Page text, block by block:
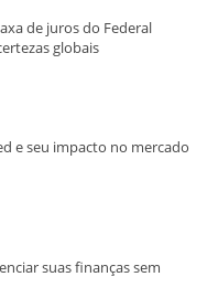
de juros do Federal
globais
e seu impacto no mercado
suas finanças sem